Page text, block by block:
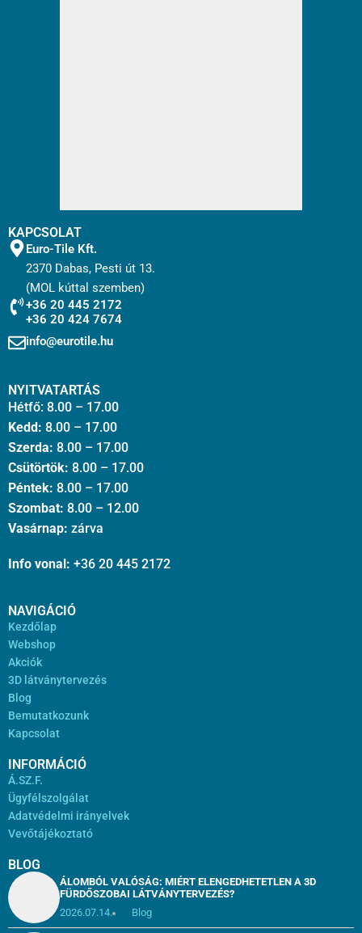
KAPCSOLAT
Euro-Tile Kft.
2370 Dabas, Pesti út 13.
(MOL kúttal szemben)
+36 20 445 2172
+36 20 424 7674
info@eurotile.hu
NYITVATARTÁS
Hétfő: 8.00 – 17.00
Kedd: 8.00 – 17.00
Szerda: 8.00 – 17.00
Csütörtök: 8.00 – 17.00
Péntek: 8.00 – 17.00
Szombat: 8.00 – 12.00
Vasárnap: zárva
Info vonal: +36 20 445 2172
NAVIGÁCIÓ
Kezdőlap
Webshop
Akciók
3D látványtervezés
Blog
Bemutatkozunk
Kapcsolat
INFORMÁCIÓ
Á.SZ.F.
Ügyfélszolgálat
Adatvédelmi irányelvek
Vevőtájékoztató
BLOG
ÁLOMBÓL VALÓSÁG: MIÉRT ELENGEDHETETLEN A 3D
FÜRDŐSZOBAI LÁTVÁNYTERVEZÉS?
2026.07.14.
Blog